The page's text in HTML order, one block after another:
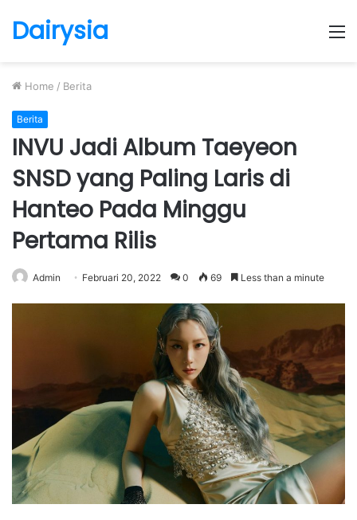
Dairysia
Home / Berita
Berita
INVU Jadi Album Taeyeon
SNSD yang Paling Laris di
Hanteo Pada Minggu
Pertama Rilis
Admin Februari 20, 2022 0 69 Less than a minute